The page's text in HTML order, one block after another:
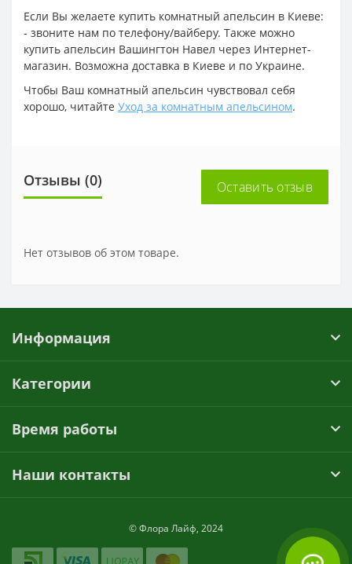
Если Вы желаете купить комнатный апельсин в Киеве:
- звоните нам по телефону/вайберу. Также можно
купить апельсин Вашингтон Навел через Интернет-
магазин. Возможна доставка в Киеве и по Украине.
Чтобы Ваш комнатный апельсин чувствовал себя
хорошо, читайте Уход за комнатным апельсином.
Отзывы (0) Оставить отзыв
Нет отзывов об этом товаре.
Информация
Категории
Время работы
Наши контакты
© Флора Лайф, 2024